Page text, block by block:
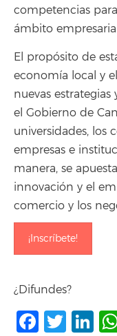
competencias
ámbito
El propósito de
economía local y
nuevas
el Gobierno de
universidades, los
empresas e
manera, se
innovación y el
comercio y los
¡Inscríbete!
¿Difundes?